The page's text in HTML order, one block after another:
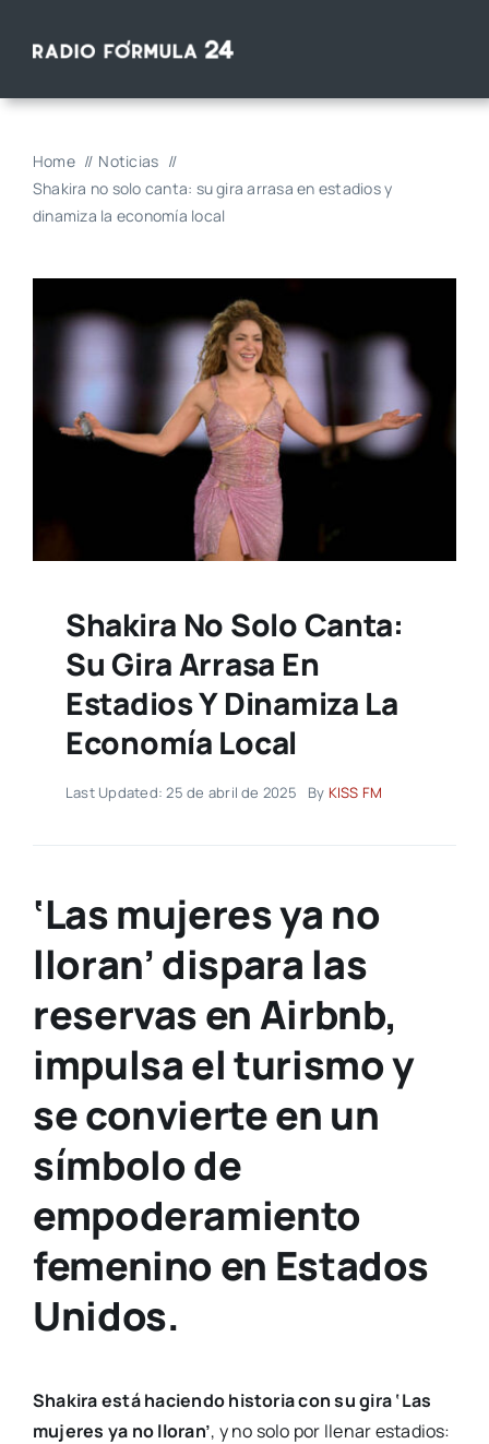
Home
Noticias
Shakira no solo canta: su gira arrasa en estadios y
dinamiza la economía local
Shakira No Solo Canta:
Su Gira Arrasa En
Estadios Y Dinamiza La
Economía Local
Last Updated: 25 de abril de 2025 By KISS FM
‘Las mujeres ya no
lloran’ dispara las
reservas en Airbnb,
impulsa el turismo y
se convierte en un
símbolo de
empoderamiento
femenino en Estados
Unidos.
Shakira está haciendo historia con su gira ‘Las
mujeres ya no lloran’, y no solo por llenar estadios: